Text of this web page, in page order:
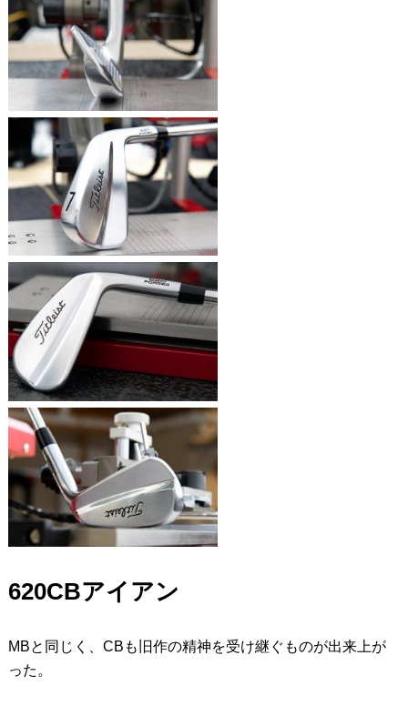
620CBアイアン
MBと同じく、CBも旧作の精神を受け継ぐものが出来上が
った。